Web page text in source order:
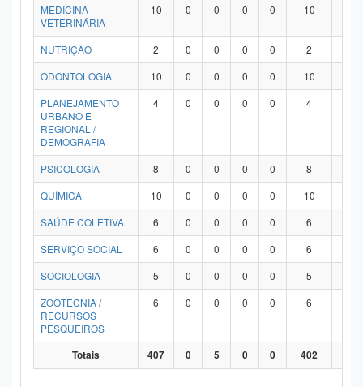
MEDICINA
VETERINÁRIA
10 0 0 0 0 10
NUTRIÇÃO 2 0 0 0 0 2
ODONTOLOGIA
10 0 0 0 0 10
PLANEJAMENTO
URBANO E
REGIONAL /
DEMOGRAFIA
4 0 0 0 0 4
PSICOLOGIA 8 0 0 0 0 8
QUÍMICA
10 0 0 0 0 10
SAÚDE COLETIVA
6 0 0 0 0 6
SERVIÇO SOCIAL
6 0 0 0 0 6
SOCIOLOGIA
5 0 0 0 0 5
ZOOTECNIA /
RECURSOS
PESQUEIROS
6 0 0 0 0 6
Totais 407 0 5 0 0 402